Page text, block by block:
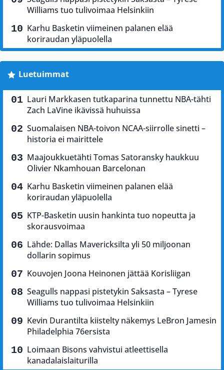
Williams tuo tulivoimaa Helsinkiin
Karhu Basketin viimeinen palanen elää
koriraudan yläpuolella
Luetuimmat
Lauri Markkasen tutkaparina tunnettu NBA-tähti
Zach LaVine ikävissä huhuissa
Suomalaisen NBA-toivon NCAA-siirrolle sinetti –
historia ei mairittele
Maajoukkuetähti Tomas Satoransky haukkuu
Olivier Nkamhouan Barcelonan
Karhu Basketin viimeinen palanen elää
koriraudan yläpuolella
KTP-Basketin uusin hankinta tuo nopeutta ja
skorausvoimaa
Lähde: Dallas Mavericksilta yli 50 miljoonan
dollarin sopimus
Kouvojen Joona Heinonen jättää Korisliigan
Seagulls nappasi pistetykin Saksasta – Tyrese
Williams tuo tulivoimaa Helsinkiin
Kevin Durantilta kiistelty näkemys LeBron Jamesin
Philadelphia 76ersista
Loimaan Bisons vahvistui atleettisella
kanadalaislaiturilla